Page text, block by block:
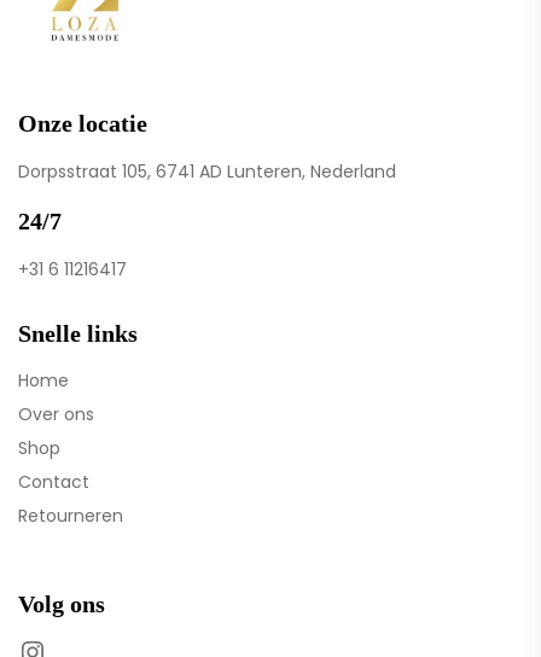
Onze locatie
Dorpsstraat 105, 6741 AD Lunteren, Nederland
24/7
+31 6 11216417
Snelle links
Home
Over ons
Shop
Contact
Retourneren
Volg ons